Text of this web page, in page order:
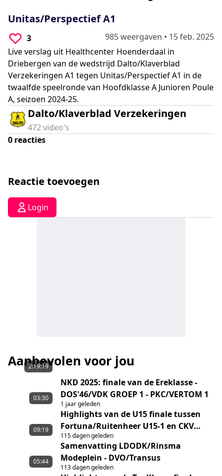
Unitas/Perspectief A1
3 985 weergaven • 15 feb. 2025
Live verslag uit Healthcenter Hoenderdaal in
Driebergen van de wedstrijd Dalto/Klaverblad
Verzekeringen A1 tegen Unitas/Perspectief A1 in de
twaalfde speelronde van Hoofdklasse A Junioren Poule
A, seizoen 2024-25.
Dalto/Klaverblad Verzekeringen
472video's
0 reacties
Reactie toevoegen
Login
Aanbevolen voor jou
2:19:19
NKD 2025: finale van de Ereklasse -
DOS'46/VDK GROEP 1 - PKC/VERTOM 1
1 jaar geleden
03:30
Highlights van de U15 finale tussen
Fortuna/Ruitenheer U15-1 en CKV
Nieuwerkerk U15-1
115 dagen geleden
09:19
Samenvatting LDODK/Rinsma
Modeplein - DVO/Transus
113 dagen geleden
05:44